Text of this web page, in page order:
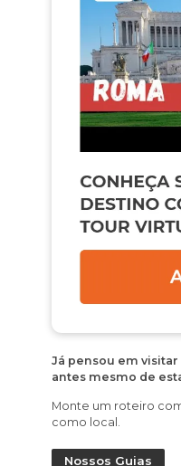
Já pensou em
antes mesmo de
Monte um roteiro
como local.
Nossos Guias